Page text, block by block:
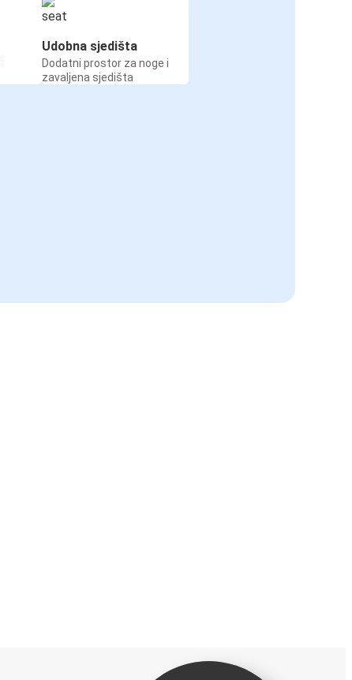
Udobna sjedišta
Dodatni prostor za noge i
zavaljena sjedišta